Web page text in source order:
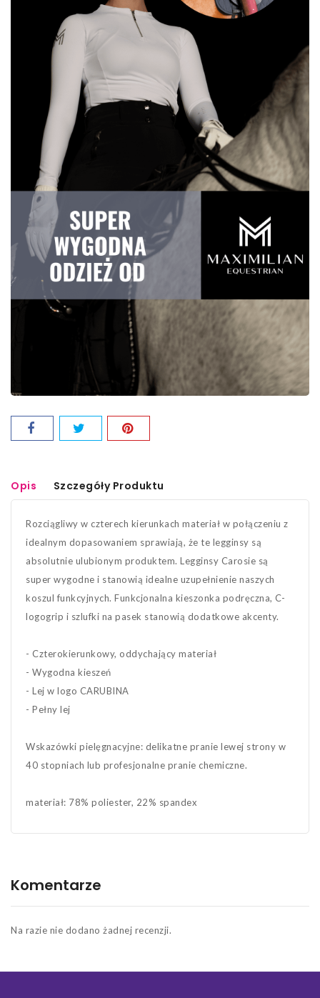
Opis Szczegóły Produktu
Rozciągliwy w czterech kierunkach materiał w połączeniu z
idealnym dopasowaniem sprawiają, że te legginsy są
absolutnie ulubionym produktem. Legginsy Carosie są
super wygodne i stanowią idealne uzupełnienie naszych
koszul funkcyjnych. Funkcjonalna kieszonka podręczna, C-
logogrip i szlufki na pasek stanowią dodatkowe akcenty.
- Czterokierunkowy, oddychający materiał
- Wygodna kieszeń
- Lej w logo CARUBINA
- Pełny lej
Wskazówki pielęgnacyjne: delikatne pranie lewej strony w
40 stopniach lub profesjonalne pranie chemiczne.
materiał: 78% poliester, 22% spandex
Komentarze
Na razie nie dodano żadnej recenzji.